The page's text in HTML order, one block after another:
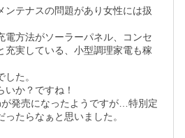
ンテナスの問題があり女性には扱
電方法がソーラーパネル、コンセ
充実している、小型調理家電も稼
た。
いか？ですね！
発売になったようですが…特別定
たらなぁと思いました。